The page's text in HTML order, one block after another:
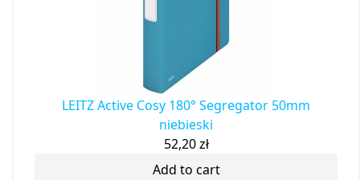
LEITZ Active Cosy 180° Segregator 50mm
niebieski
52,20zł
Add to cart